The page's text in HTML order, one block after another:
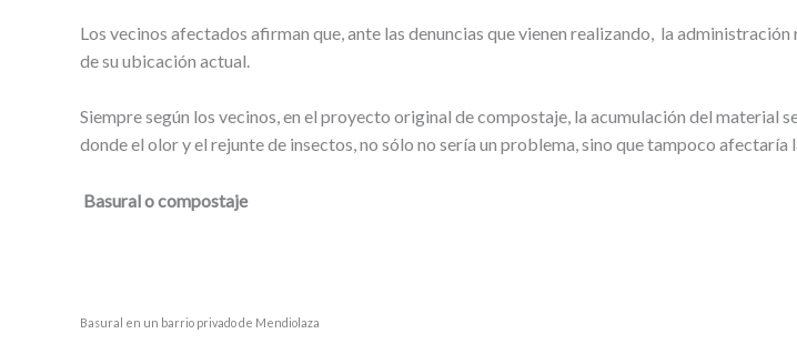
Los vecinos afectados afirman que, ante las denuncias que vienen realizando, la
de su ubicación actual.
Siempre según los vecinos, en el proyecto original de compostaje, la acumulación del material
donde el olor y el rejunte de insectos, no sólo no sería un problema, sino que tampoco afectaría
Basural o compostaje
Basural en un barrio privado de Mendiolaza